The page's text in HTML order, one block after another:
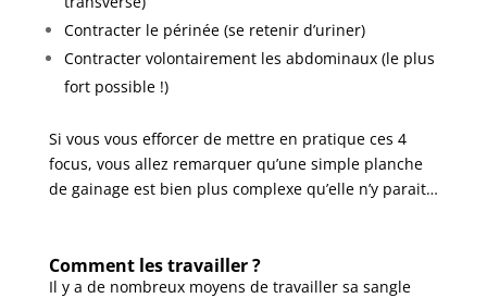
Contracter le périnée (se retenir d’uriner)
Contracter volontairement les abdominaux (le plus
fort possible !)
Si vous vous efforcer de mettre en pratique ces 4
focus, vous allez remarquer qu’une simple planche
de gainage est bien plus complexe qu’elle n’y parait…
Comment les travailler ?
Il y a de nombreux moyens de travailler sa sangle